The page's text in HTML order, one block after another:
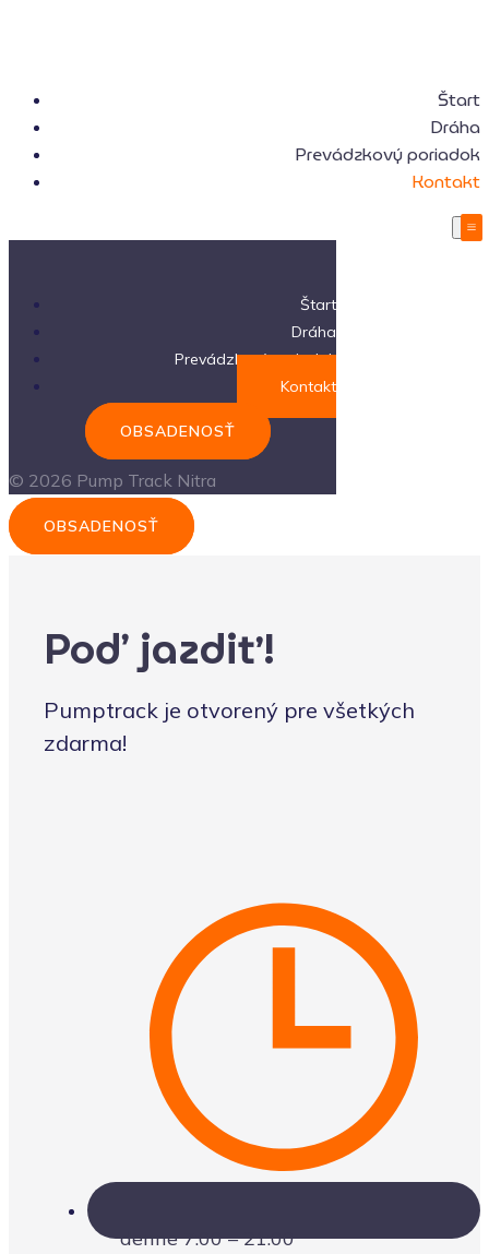
Štart
Dráha
Prevádzkový poriadok
Kontakt
Štart
Dráha
Prevádzkový poriadok
Kontakt
OBSADENOSŤ
© 2026 Pump Track Nitra
OBSADENOSŤ
Poď jazdiť!
Pumptrack je otvorený pre všetkých
zdarma!
denne 7:00 – 21:00